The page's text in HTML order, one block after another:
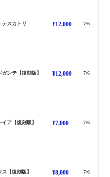
テスカトリ ななてすかとり¥12,000 7/6
ンテ【復刻版】 ねるぎがんて
¥12,000 7/6
ア【復刻版】 りおれいあ¥7,000 7/6
【復刻版】 りおれうす¥8,000 7/6